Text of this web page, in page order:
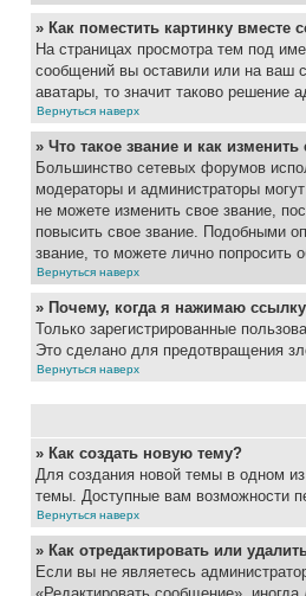
» Как поместить картинку вместе
На страницах просмотра тем под
сообщений вы оставили или на ваш
аватары, то значит таково решение
Вернуться наверх
» Что такое звание и как изменить
Большинство сетевых форумов
модераторы и администраторы
не можете изменить свое звание,
повысить свое звание. Подобными
звание, то можете лично попросить
Вернуться наверх
» Почему, когда я нажимаю
Только зарегистрированные
Это сделано для предотвращения
Вернуться наверх
» Как создать новую тему?
Для создания новой темы в одном
темы. Доступные вам возможности
Вернуться наверх
» Как отредактировать или
Если вы не являетесь